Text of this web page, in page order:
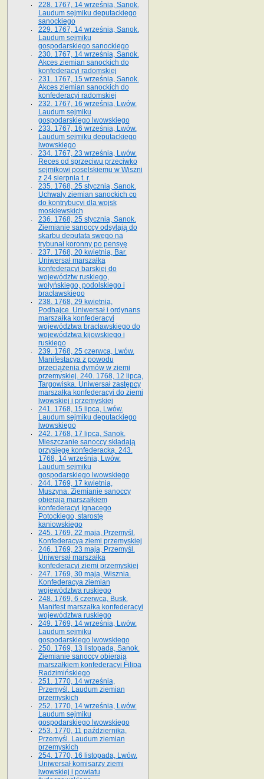
228. 1767, 14 września, Sanok.
Laudum sejmiku deputackiego
sanockiego
229. 1767, 14 września, Sanok.
Laudum sejmiku
gospodarskiego sanockiego
230. 1767, 14 września, Sanok.
Akces ziemian sanockich do
konfederacyi radomskiej
231. 1767, 15 września, Sanok.
Akces ziemian sanockich do
konfederacyi radomskiej
232. 1767, 16 września, Lwów.
Laudum sejmiku
gospodarskiego lwowskiego
233. 1767, 16 września, Lwów.
Laudum sejmiku deputackiego
lwowskiego
234. 1767, 23 września, Lwów.
Reces od sprzeciwu przeciwko
sejmikowi poselskiemu w Wiszni
z 24 sierpnia t. r.
235. 1768, 25 stycznia, Sanok.
Uchwały ziemian sanockich co
do kontrybucyi dla wojsk
moskiewskich
236. 1768, 25 stycznia, Sanok.
Ziemianie sanoccy odsyłają do
skarbu deputata swego na
trybunał koronny po pensyę
237. 1768, 20 kwietnia, Bar.
Uniwersał marszałka
konfederacyi barskiej do
województw ruskiego,
wołyńskiego, podolskiego i
bracławskiego
238. 1768, 29 kwietnia,
Podhajce. Uniwersał i ordynans
marszałka konfederacyi
województwa bracławskiego do
wo­jewództwa kijowskiego i
ruskiego
239. 1768, 25 czerwca, Lwów.
Manifestacya z powodu
przeciążenia dymów w ziemi
przemyskiej. 240. 1768, 12 lipca,
Targowiska. Uniwersał zastępcy
marszałka konfederacyi do ziemi
lwowskiej i przemyskiej
241. 1768, 15 lipca, Lwów.
Laudum sejmiku deputackiego
lwowskiego
242. 1768, 17 lipca, Sanok.
Mieszczanie sanoccy składają
przysięgę konfederacką. 243.
1768, 14 września, Lwów.
Laudum sejmiku
gospodarskiego lwowskiego
244. 1769, 17 kwietnia,
Muszyna. Ziemianie sanoccy
obierają marszałkiem
konfederacyi Ignacego
Potockiego, starostę
kaniowskiego
245. 1769, 22 maja, Przemyśl.
Konfederacya ziemi przemyskiej
246. 1769, 23 maja, Przemyśl.
Uniwersał marszałka
konfederacyi ziemi przemyskiej
247. 1769, 30 maja, Wisznia.
Konfederacya ziemian
województwa ruskiego
248. 1769, 6 czerwca, Busk.
Manifest marszałka konfederacyi
województwa ruskiego
249. 1769, 14 września, Lwów.
Laudum sejmiku
gospodarskiego lwowskiego
250. 1769, 13 listopada, Sanok.
Ziemianie sanoccy obierają
marszałkiem konfederacyi Filipa
Radzimińskiego
251. 1770, 14 września,
Przemyśl. Laudum ziemian
przemyskich
252. 1770, 14 września, Lwów.
Laudum sejmiku
gospodarskiego lwowskiego
253. 1770, 11 października,
Przemyśl. Laudum ziemian
przemyskich
254. 1770, 16 listopada, Lwów.
Uniwersał komisarzy ziemi
lwowskiej i powiatu